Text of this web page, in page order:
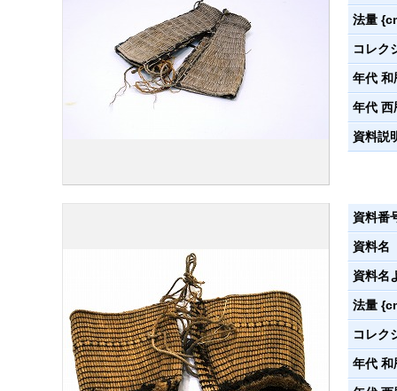
法量
コレク
年代 和
年代 西
資料説
資料番
資料名
資料名
法量
コレク
年代 和